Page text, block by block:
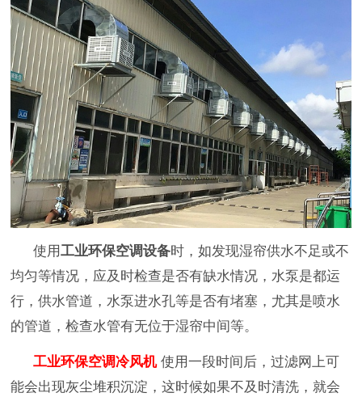
使用工业环保空调设备时，如发现湿帘供水不足或不
均匀等情况，应及时检查是否有缺水情况，水泵是都运
行，供水管道，水泵进水孔等是否有堵塞，尤其是喷水
的管道，检查水管有无位于湿帘中间等。
工业环保空调冷风机 使用一段时间后，过滤网上可
能会出现灰尘堆积沉淀，这时候如果不及时清洗，就会